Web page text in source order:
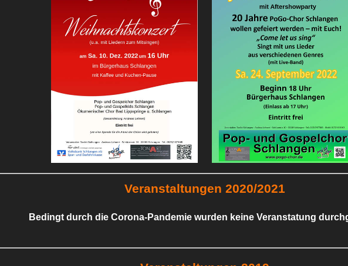
Veranstaltungen 2020/2021
Bedingt durch die Corona-Pandemie wurden keine Veranstatung